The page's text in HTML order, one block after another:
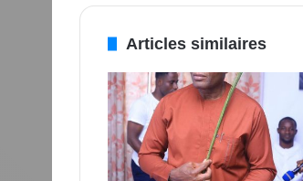
Articles similaires